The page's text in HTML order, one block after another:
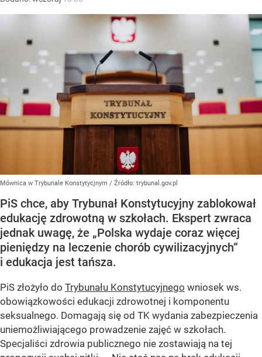
Mównica w Trybunale Konstytycjnym / Źródło: trybunal.gov.pl
PiS chce, aby Trybunał Konstytucyjny zablokował
edukację zdrowotną w szkołach. Ekspert zwraca
jednak uwagę, że „Polska wydaje coraz więcej
pieniędzy na leczenie chorób cywilizacyjnych”
i edukacja jest tańsza.
PiS złożyło do Trybunału Konstytucyjnego wniosek ws.
obowiązkowości edukacji zdrowotnej i komponentu
seksualnego. Domagają się od TK wydania zabezpieczenia
uniemożliwiającego prowadzenie zajęć w szkołach.
Specjaliści zdrowia publicznego nie zostawiają na tej